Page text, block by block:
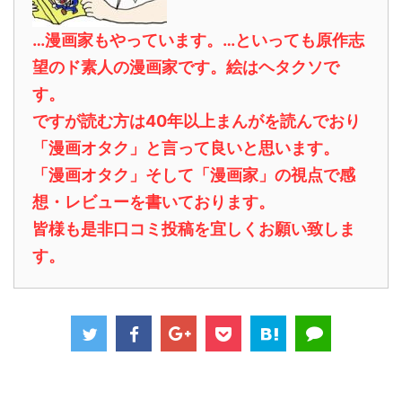
…漫画家もやっています。…といっても原作志
望のド素人の漫画家です。絵はヘタクソで
す。
ですが読む方は40年以上まんがを読んでおり
「漫画オタク」と言って良いと思います。
「漫画オタク」そして「漫画家」の視点で感
想・レビューを書いております。
皆様も是非口コミ投稿を宜しくお願い致しま
す。